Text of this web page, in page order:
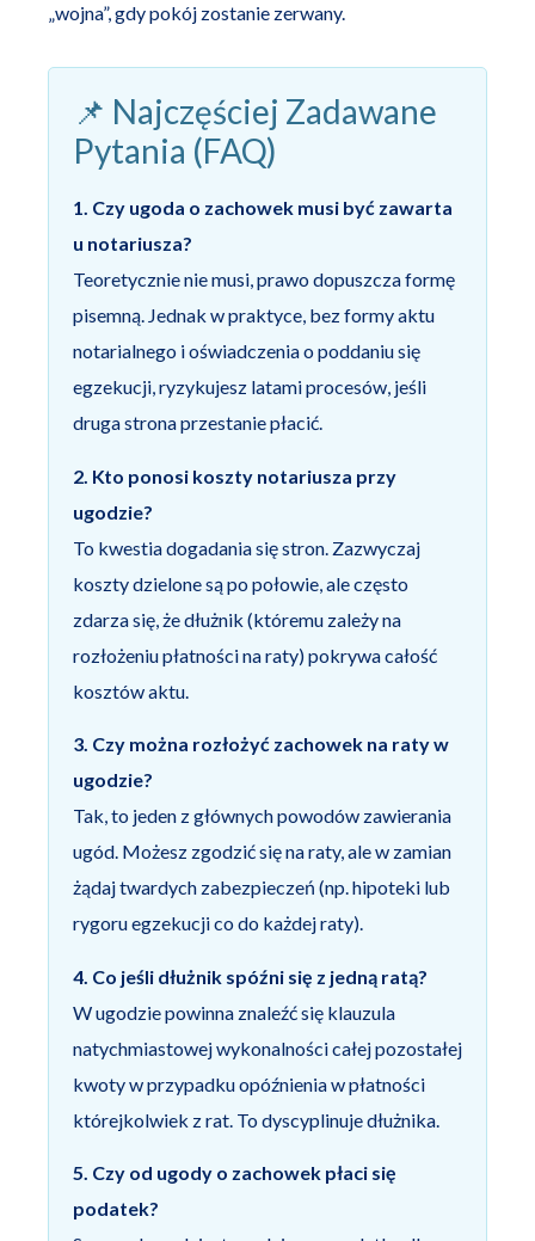
„wojna”, gdy pokój zostanie zerwany.
📌 Najczęściej Zadawane
Pytania (FAQ)
1. Czy ugoda o zachowek musi być zawarta
u notariusza?
Teoretycznie nie musi, prawo dopuszcza formę
pisemną. Jednak w praktyce, bez formy aktu
notarialnego i oświadczenia o poddaniu się
egzekucji, ryzykujesz latami procesów, jeśli
druga strona przestanie płacić.
2. Kto ponosi koszty notariusza przy
ugodzie?
To kwestia dogadania się stron. Zazwyczaj
koszty dzielone są po połowie, ale często
zdarza się, że dłużnik (któremu zależy na
rozłożeniu płatności na raty) pokrywa całość
kosztów aktu.
3. Czy można rozłożyć zachowek na raty w
ugodzie?
Tak, to jeden z głównych powodów zawierania
ugód. Możesz zgodzić się na raty, ale w zamian
żądaj twardych zabezpieczeń (np. hipoteki lub
rygoru egzekucji co do każdej raty).
4. Co jeśli dłużnik spóźni się z jedną ratą?
W ugodzie powinna znaleźć się klauzula
natychmiastowej wykonalności całej pozostałej
kwoty w przypadku opóźnienia w płatności
którejkolwiek z rat. To dyscyplinuje dłużnika.
5. Czy od ugody o zachowek płaci się
podatek?